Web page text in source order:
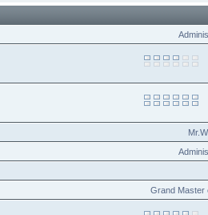
Grand Master